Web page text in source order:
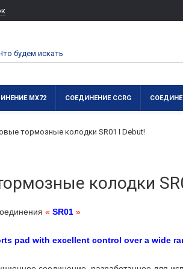
MX72 СОЕДИНЕНИЕ CCRG
тормозные колодки SR01 I Debut!
колодки
« SR01 »
pad with excellent control over a wide